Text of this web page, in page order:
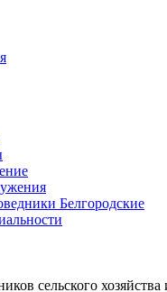
Белгородские